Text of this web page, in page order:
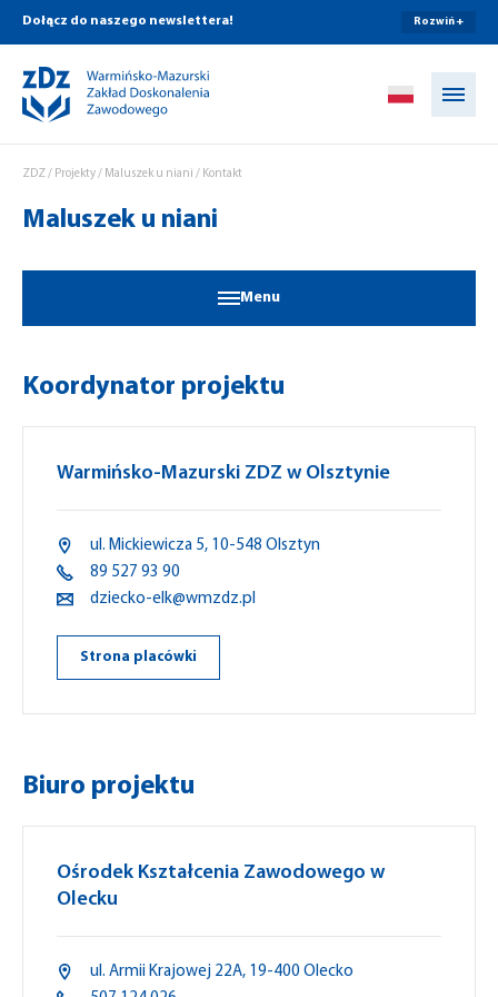
Dołącz do naszego newslettera! Rozwiń +
ZDZ/ Projekty/ Maluszek u niani / Kontakt
Maluszek u niani
Menu
Koordynator projektu
Warmińsko-Mazurski ZDZ w Olsztynie
ul. Mickiewicza 5, 10-548 Olsztyn
89 527 93 90
dziecko-elk@wmzdz.pl
Strona placówki
Biuro projektu
Ośrodek Kształcenia Zawodowego w
Olecku
ul. Armii Krajowej 22A, 19-400 Olecko